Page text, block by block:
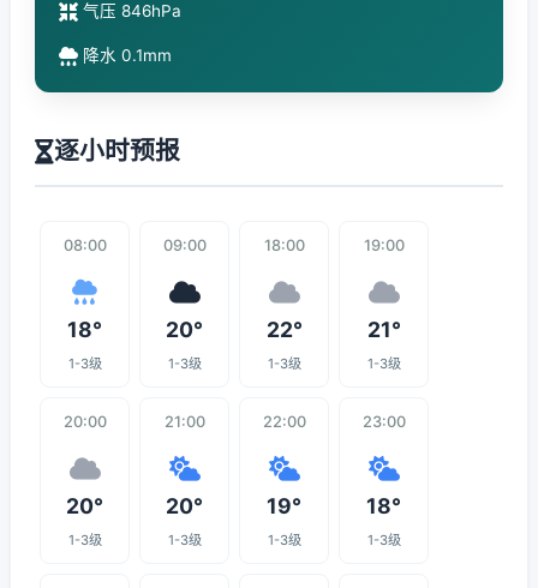
气压 846hPa
降水 0.1mm
逐小时预报
08:00
18°
1-3级
09:00
20°
1-3级
18:00
22°
1-3级
19:00
21°
1-3级
20:00
20°
1-3级
21:00
20°
1-3级
22:00
19°
1-3级
23:00
18°
1-3级